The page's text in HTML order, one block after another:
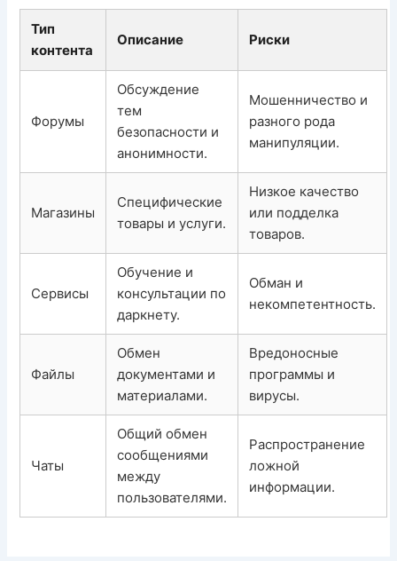
Тип
контента
Описание Риски
Форумы
Обсуждение
тем
безопасности и
анонимности.
Мошенничество и
разного рода
манипуляции.
Магазины
Специфические
товары и услуги.
Низкое качество
или подделка
товаров.
Сервисы
Обучение и
консультации по
даркнету.
Обман и
некомпетентность.
Файлы
Обмен
документами и
материалами.
Вредоносные
программы и
вирусы.
Чаты
Общий обмен
сообщениями
между
пользователями.
Распространение
ложной
информации.